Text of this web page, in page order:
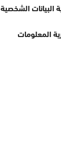
البيانات الشخصية
المعلومات